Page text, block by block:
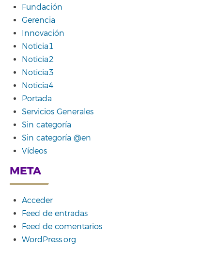
Fundación
Gerencia
Innovación
Noticia1
Noticia2
Noticia3
Noticia4
Portada
Servicios Generales
Sin categoría
Sin categoría @en
Vídeos
META
Acceder
Feed de entradas
Feed de comentarios
WordPress.org